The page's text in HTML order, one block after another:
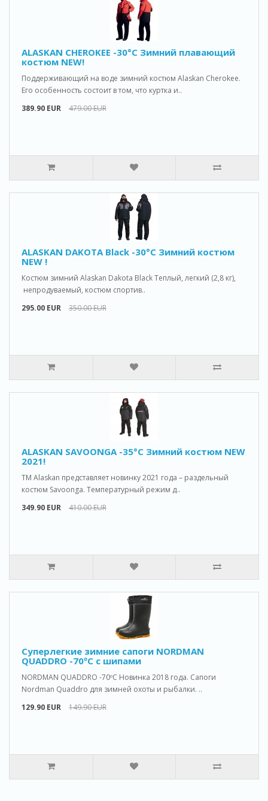
ALASKAN CHEROKEE -30°C Зимний плавающий
костюм NEW!
Поддерживающий на воде зимний костюм Alaskan Cherokee.
Его особенность состоит в том, что куртка и..
389.90 EUR
479.00 EUR
ALASKAN DAKOTA Black -30°C Зимний костюм
NEW !
Костюм зимний Alaskan Dakota Black Теплый, легкий (2,8 кг),
непродуваемый, костюм спортив..
295.00 EUR
350.00 EUR
ALASKAN SAVOONGA -35°C Зимний костюм NEW
2021!
ТМ Alaskan представляет новинку 2021 года – раздельный
костюм Savoonga. Температурный режим д..
349.90 EUR
410.00 EUR
Cуперлегкие зимние сапоги NORDMAN
QUADDRO -70ºС с шипами
NORDMAN QUADDRO -70ºС Новинка 2018 года. Сапоги
Nordman Quaddro для зимней охоты и рыбалки. ..
129.90 EUR
149.90 EUR